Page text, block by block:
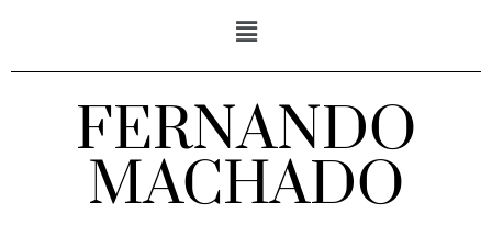
FERNANDO
MACHADO